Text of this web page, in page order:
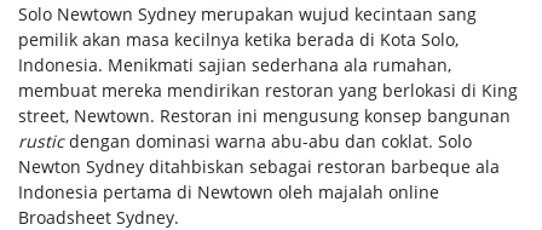
Solo Newtown Sydney merupakan wujud kecintaan sang
pemilik akan masa kecilnya ketika berada di Kota Solo,
Indonesia. Menikmati sajian sederhana ala rumahan,
membuat mereka mendirikan restoran yang berlokasi di King
street, Newtown. Restoran ini mengusung konsep bangunan
rusticdengan dominasi warna abu-abu dan coklat. Solo
Newton Sydney ditahbiskan sebagai restoran barbeque ala
Indonesia pertama di Newtown oleh majalah online
Broadsheet Sydney.